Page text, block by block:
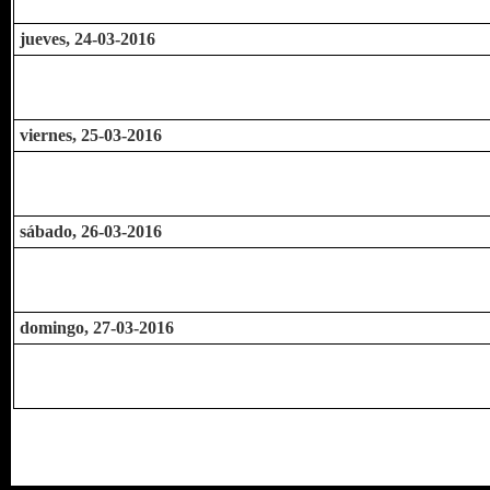
jueves, 24-03-2016
viernes, 25-03-2016
sábado, 26-03-2016
domingo, 27-03-2016